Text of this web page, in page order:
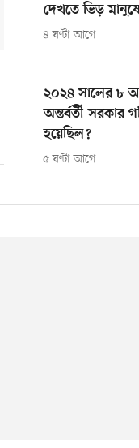
দেখতে ভিড়
৪ ঘণ্টা আগে
২০২৪ সালের ৮
অন্তর্বর্তী সরকার
হয়েছিল?
৫ ঘণ্টা আগে